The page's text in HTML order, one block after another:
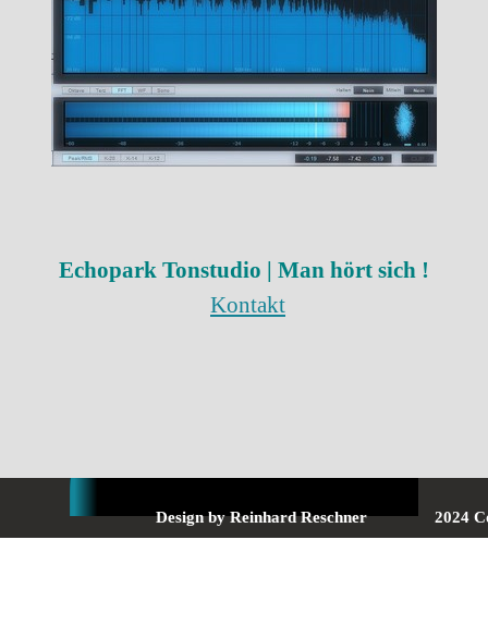
Echopark Tonstudio | Man hört sich !
Kontakt
Design by Reinhard Reschner 2024